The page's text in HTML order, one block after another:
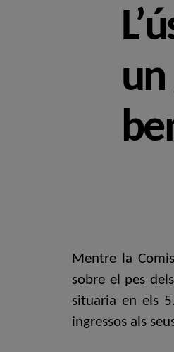
Mentre la
sobre el pes
situaria en els
ingressos als